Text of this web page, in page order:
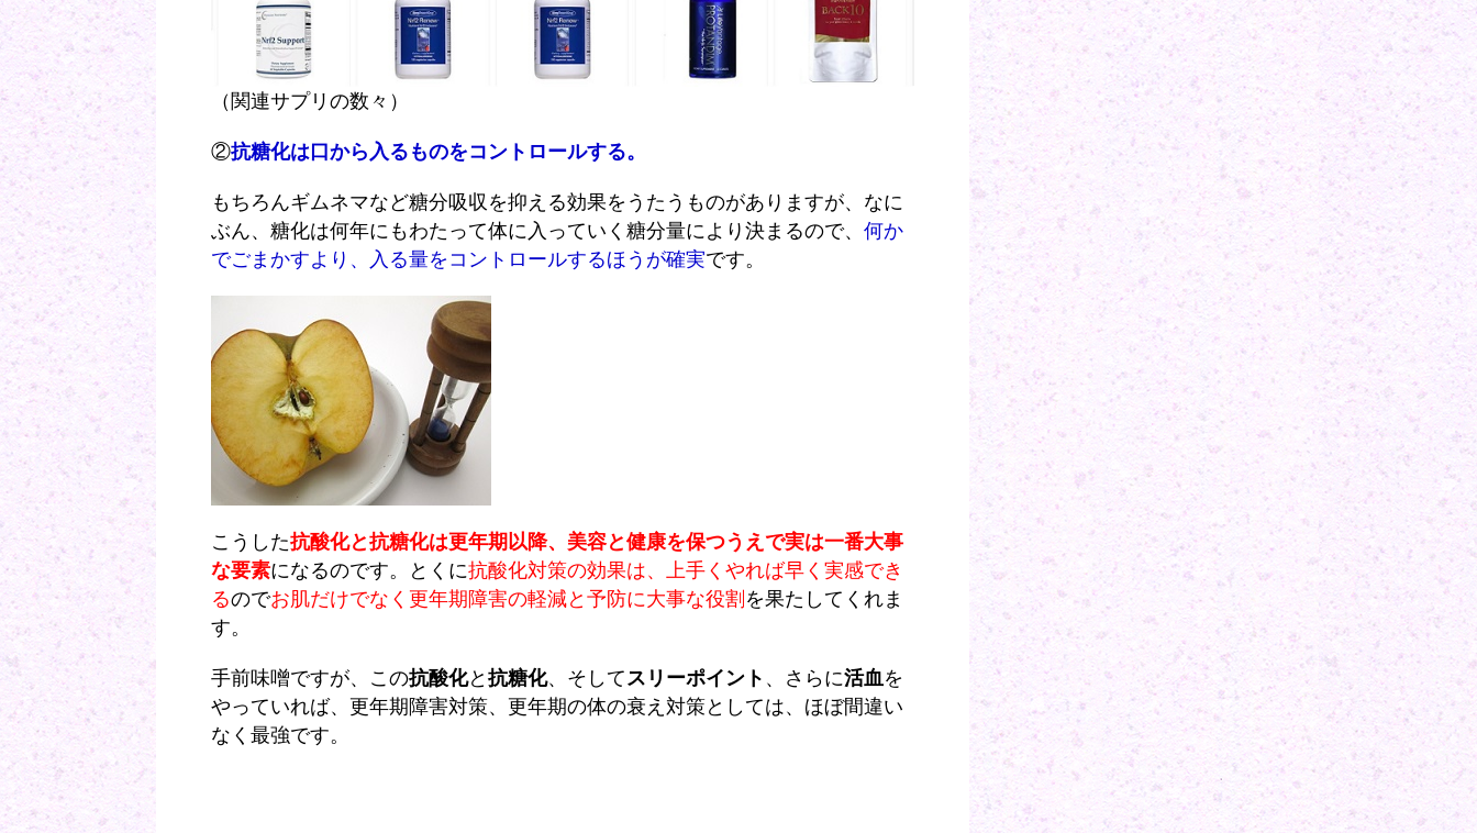
（関連サプリの数々）
②抗糖化は口から入るものをコントロールする。
もちろんギムネマなど糖分吸収を抑える効果をうたうものがありますが、なに
ぶん、糖化は何年にもわたって体に入っていく糖分量により決まるので、 何か
でごまかすより、入る量をコントロールするほうが確実です。
こうした抗酸化と抗糖化は更年期以降、美容と健康を保つうえで実は一番大事
な要素になるのです。とくに抗酸化対策の効果は、上手くやれば早く実感でき
るのでお肌だけでなく更年期障害の軽減と予防に大事な役割 を果たしてくれま
す。
手前味噌ですが、この抗酸化と 抗糖化、そして スリーポイント 、さらに活血 を
やっていれば、更年期障害対策、更年期の体の衰え対策としては、ほぼ間違い
なく最強です。